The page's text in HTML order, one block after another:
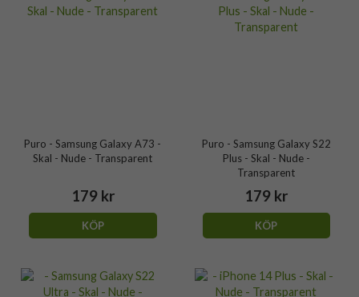
Puro - Samsung Galaxy A73 -
Skal - Nude - Transparent
179 kr
KÖP
Puro - Samsung Galaxy S22
Plus - Skal - Nude -
Transparent
179 kr
KÖP